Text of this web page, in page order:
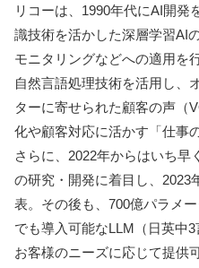
リコーは、1990年代にAI開発
識技術を活かした深層学習AI
モニタリングなどへの適用を
自然言語処理技術を活用し、
ターに寄せられた顧客の声（
化や顧客対応に活かす「仕事
さらに、2022年からはいち早
の研究・開発に着目し、2023
表。その後も、700億パラメ
でも導入可能なLLM（日英中3
お客様のニーズに応じて提供